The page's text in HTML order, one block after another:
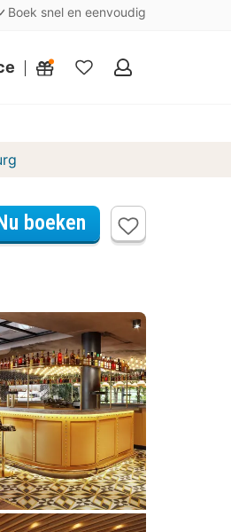
Boek snel en eenvoudig
Mijn
boeken